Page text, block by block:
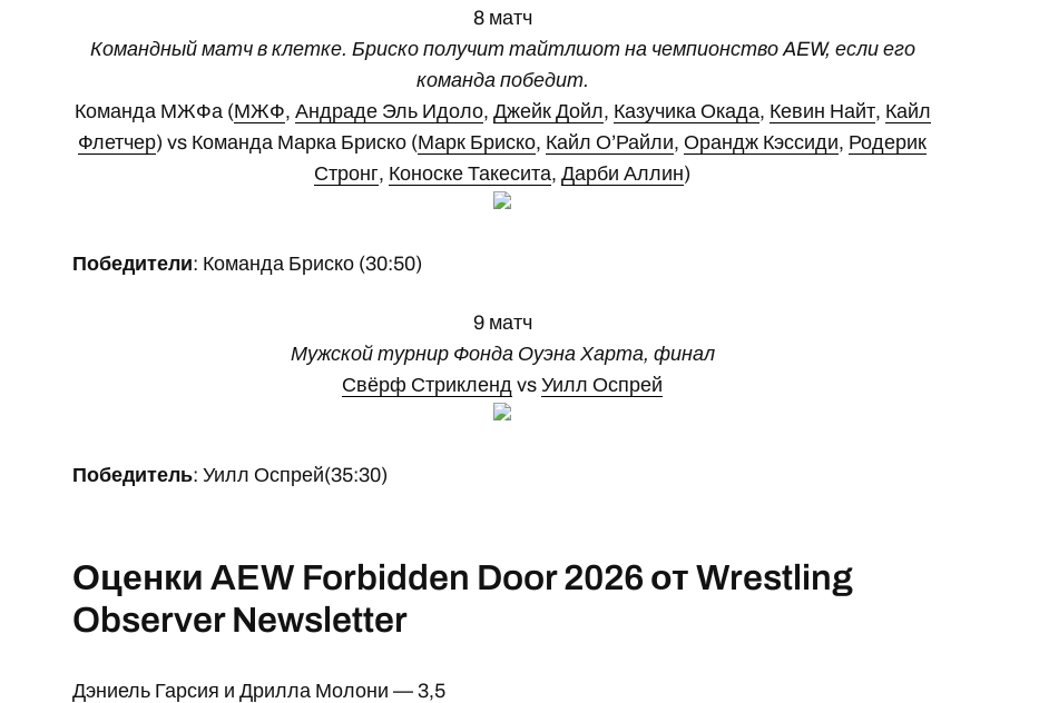
8 матч
Командный матч в клетке. Бриско получит тайтлшот на чемпионство AEW, если его
команда победит.
Команда МЖФа (МЖФ, Андраде Эль Идоло, Джейк Дойл, Казучика Окада, Кевин Найт, Кайл
Флетчер) vs Команда Марка Бриско (Марк Бриско, Кайл О’Райли, Орандж Кэссиди, Родерик
Стронг, Коноске Такесита, Дарби Аллин)
Победители: Команда Бриско (30:50)
9 матч
Мужской турнир Фонда Оуэна Харта, финал
Свёрф Стрикленд vs Уилл Оспрей
Победитель: Уилл Оспрей(35:30)
Оценки AEW Forbidden Door 2026 от Wrestling
Observer Newsletter
Дэниель Гарсия и Дрилла Молони — 3,5